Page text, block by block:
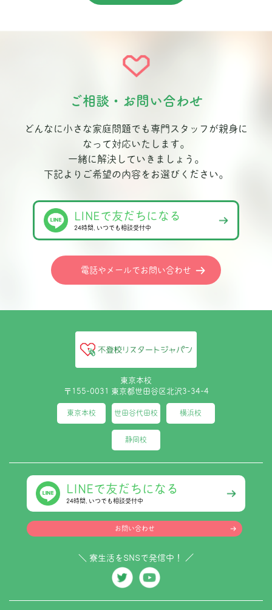
ご相談・お問い合わせ
どんなに小さな家庭問題でも専門スタッフが親身に
なって対応いたします。
一緒に解決していきましょう。
下記よりご希望の内容をお選びください。
LINEで友だちになる
24時間､いつでも相談受付中
電話やメールでお問い合わせ
東京本校
〒155-0031 東京都世田谷区北沢3-34-4
東京本校 世田谷代田校 横浜校
静岡校
LINEで友だちになる
24時間､いつでも相談受付中
お問い合わせ
＼ 寮生活をSNSで発信中！ ／